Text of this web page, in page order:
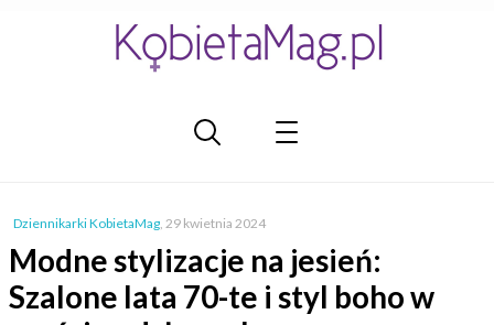
Dziennikarki KobietaMag, 29 kwietnia 2024
Modne stylizacje na jesień:
Szalone lata 70-te i styl boho w